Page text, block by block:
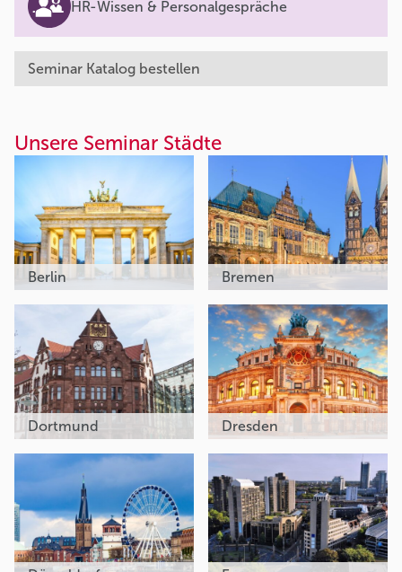
HR-Wissen & Personalgespräche
Seminar Katalog bestellen
Unsere Seminar Städte
Berlin Bremen
Dortmund Dresden